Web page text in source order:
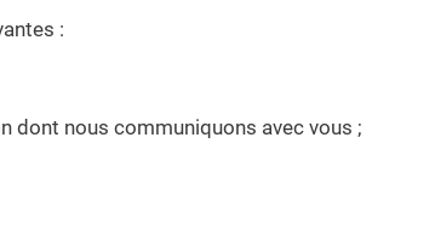
:
dont nous communiquons avec vous ;